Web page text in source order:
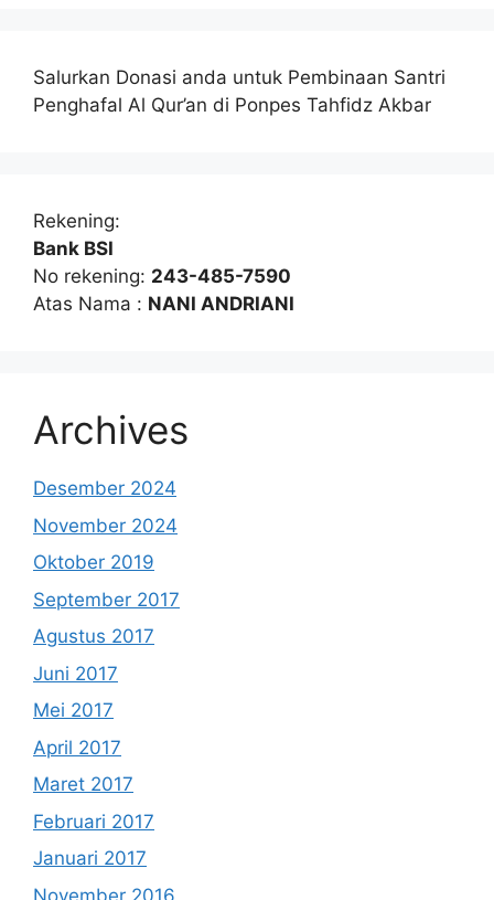
Salurkan Donasi anda untuk Pembinaan Santri
Penghafal Al Qur’an di Ponpes Tahfidz Akbar
Rekening:
Bank BSI
No rekening: 243-485-7590
Atas Nama : NANI ANDRIANI
Archives
Desember 2024
November 2024
Oktober 2019
September 2017
Agustus 2017
Juni 2017
Mei 2017
April 2017
Maret 2017
Februari 2017
Januari 2017
November 2016